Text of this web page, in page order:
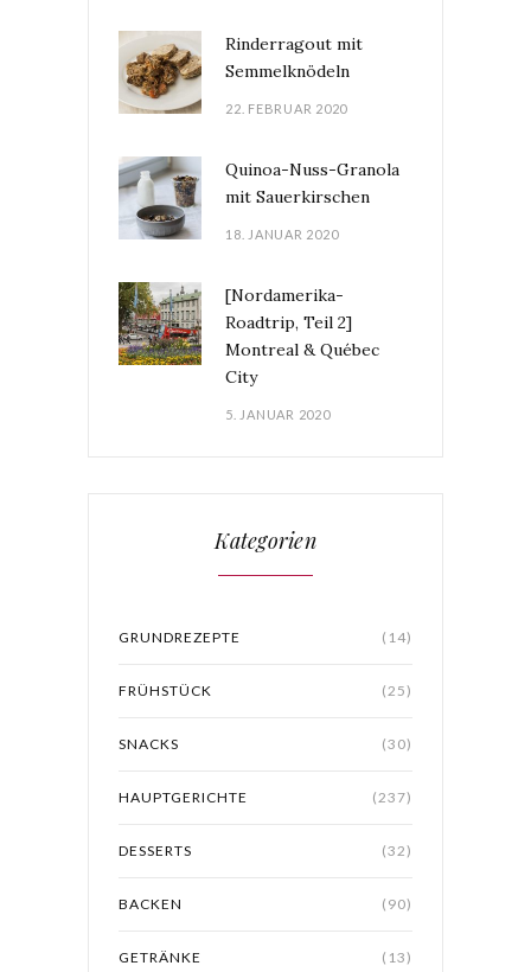
Rinderragout mit
Semmelknödeln
22. FEBRUAR 2020
Quinoa-Nuss-Granola
mit Sauerkirschen
18. JANUAR 2020
[Nordamerika-
Roadtrip, Teil 2]
Montreal & Québec
City
5. JANUAR 2020
Kategorien
GRUNDREZEPTE (14)
FRÜHSTÜCK (25)
SNACKS (30)
HAUPTGERICHTE (237)
DESSERTS (32)
BACKEN (90)
GETRÄNKE (13)